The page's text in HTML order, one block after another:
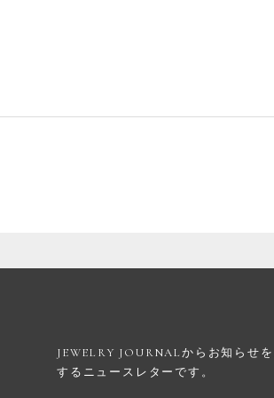
JEWELRY JOURNALからお知らせを
するニュースレターです。